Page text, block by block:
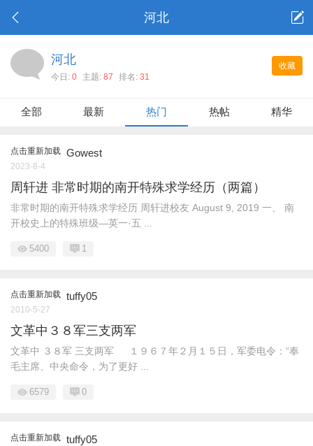
河北
收藏
河北
今日: 0 主题: 87 排名: 31
全部 最新 热门 热帖 精华
点击重新加载 Gowest
2023-8-4
周轩进 非常时期的南开特殊求学经历（两篇）
非常时期的南开特殊求学经历 周轩进校友 August 9, 2019 一、 南
开校史上的特殊班级—英一·五 ...
5400 1
点击重新加载 tuffy05
2010-5-27
文革中３８军三支两军
文革中 ３８军 三支两军 １９６７年２月１５日，军委电令：“奉
毛主席、中央命令，为了更好 ...
6579 0
点击重新加载 tuffy05